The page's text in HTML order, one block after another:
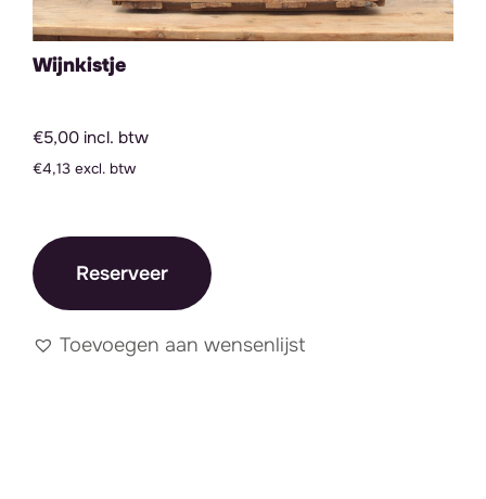
Wijnkistje
€5,00 incl. btw
€4,13 excl. btw
Reserveer
Toevoegen aan wensenlijst